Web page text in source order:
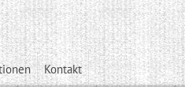
Kontakt